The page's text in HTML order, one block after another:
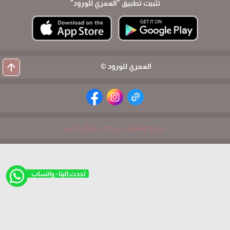
تحدث الينا - واتساب
تثبيت تطبيق "العمري للورود"
العمري للورود © arrow_upward
برمجة وتطوير شركة ديجيتال لايف